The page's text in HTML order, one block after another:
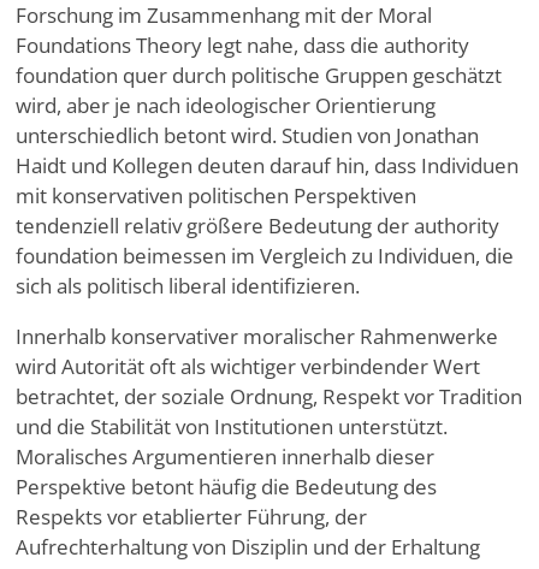
Forschung im Zusammenhang mit der Moral
Foundations Theory legt nahe, dass die authority
foundation quer durch politische Gruppen geschätzt
wird, aber je nach ideologischer Orientierung
unterschiedlich betont wird. Studien von Jonathan
Haidt und Kollegen deuten darauf hin, dass Individuen
mit konservativen politischen Perspektiven
tendenziell relativ größere Bedeutung der authority
foundation beimessen im Vergleich zu Individuen, die
sich als politisch liberal identifizieren.
Innerhalb konservativer moralischer Rahmenwerke
wird Autorität oft als wichtiger verbindender Wert
betrachtet, der soziale Ordnung, Respekt vor Tradition
und die Stabilität von Institutionen unterstützt.
Moralisches Argumentieren innerhalb dieser
Perspektive betont häufig die Bedeutung des
Respekts vor etablierter Führung, der
Aufrechterhaltung von Disziplin und der Erhaltung